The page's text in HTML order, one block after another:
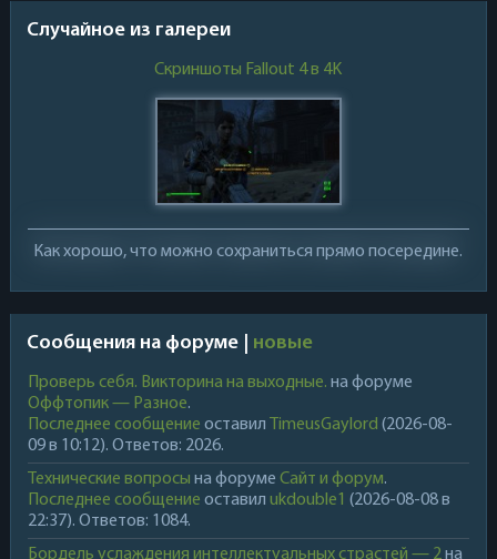
Случайное из галереи
Скриншоты Fallout 4 в 4K
Как хорошо, что можно сохраниться прямо посередине.
Сообщения на форуме | новые
Проверь себя. Викторина на выходные. на форуме
Оффтопик — Разное.
Последнее сообщение оставил TimeusGaylord (2026-08-
09 в 10:12). Ответов: 2026.
Технические вопросы на форуме Сайт и форум.
Последнее сообщение оставил ukdouble1 (2026-08-08 в
22:37). Ответов: 1084.
Бордель услаждения интеллектуальных страстей — 2на